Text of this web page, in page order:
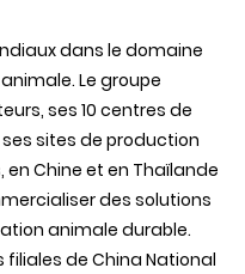
dans le domaine
Le groupe
ses 10 centres de
sites de production
en Chine et en Thaïlande
des solutions
animale durable.
filiales de China National